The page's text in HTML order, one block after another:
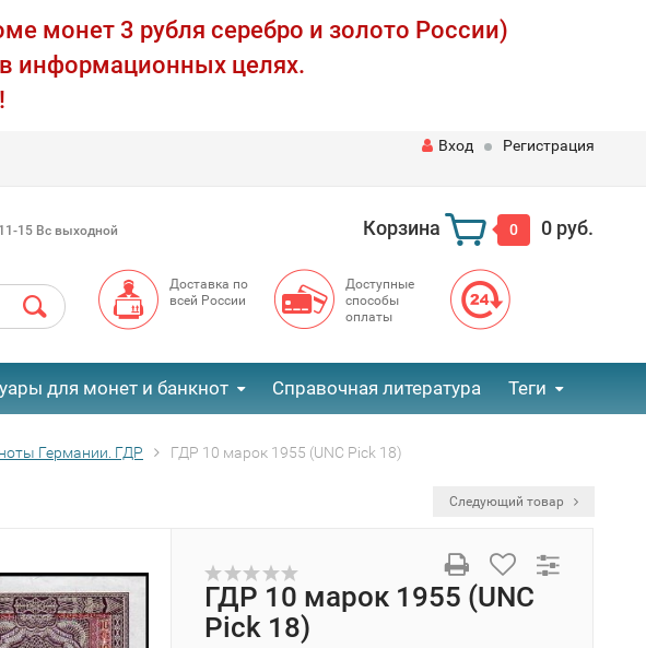
монет 3 рубля серебро и золото России)
информационных целях.
Вход Регистрация
15 Вс выходной Корзина 0 0 руб.
Доставка по
всей России
Доступные
способы
оплаты
для монет и банкнот Справочная литература Теги
Германии. ГДР ГДР 10 марок 1955 (UNC Pick 18)
Следующий товар
ГДР 10 марок 1955 (UNC
Pick 18)